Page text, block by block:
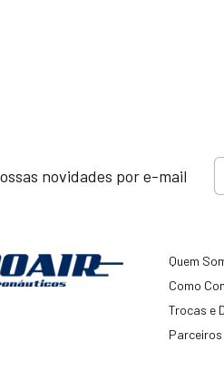
novidades por e-mail
Quem
Como
Trocas e
Parceiros